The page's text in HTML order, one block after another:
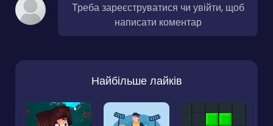
Треба зареєструватися чи увійти, щоб
написати коментар
Найбільше лайків